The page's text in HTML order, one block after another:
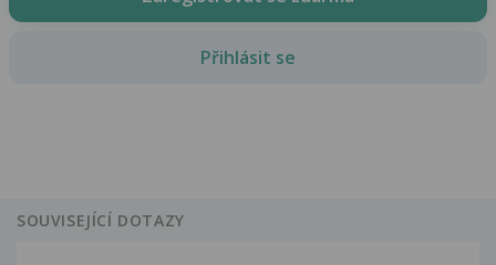
Přihlásit se
SOUVISEJÍCÍ DOTAZY